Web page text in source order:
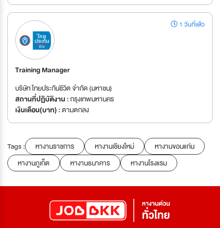
1 วันที่แล้ว
Training Manager
บริษัท ไทยประกันชีวิต จำกัด (มหาชน)
สถานที่ปฏิบัติงาน :กรุงเทพมหานคร
เงินเดือน(บาท) :ตามตกลง
Tags : หางานราชการ หางานเชียงใหม่
หางานขอนแก่น
หางานภูเก็ต
หางานธนาคาร หางานโรงแรม